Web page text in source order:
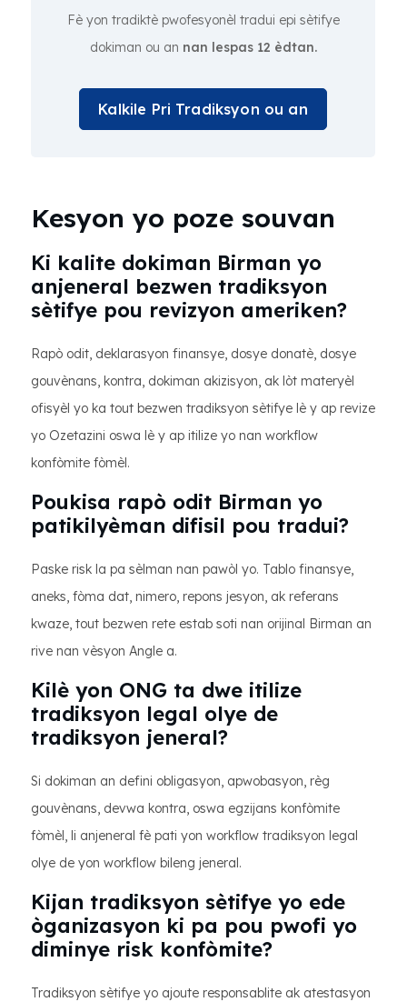
Fè yon tradiktè pwofesyonèl tradui epi sètifye
dokiman ou an nan lespas 12 èdtan.
Kalkile Pri Tradiksyon ou an
Kesyon yo poze souvan
Ki kalite dokiman Birman yo
anjeneral bezwen tradiksyon
sètifye pou revizyon ameriken?
Rapò odit, deklarasyon finansye, dosye donatè, dosye
gouvènans, kontra, dokiman akizisyon, ak lòt materyèl
ofisyèl yo ka tout bezwen tradiksyon sètifye lè y ap revize
yo Ozetazini oswa lè y ap itilize yo nan workflow
konfòmite fòmèl.
Poukisa rapò odit Birman yo
patikilyèman difisil pou tradui?
Paske risk la pa sèlman nan pawòl yo. Tablo finansye,
aneks, fòma dat, nimero, repons jesyon, ak referans
kwaze, tout bezwen rete estab soti nan orijinal Birman an
rive nan vèsyon Angle a.
Kilè yon ONG ta dwe itilize
tradiksyon legal olye de
tradiksyon jeneral?
Si dokiman an defini obligasyon, apwobasyon, règ
gouvènans, devwa kontra, oswa egzijans konfòmite
fòmèl, li anjeneral fè pati yon workflow tradiksyon legal
olye de yon workflow bileng jeneral.
Kijan tradiksyon sètifye yo ede
òganizasyon ki pa pou pwofi yo
diminye risk konfòmite?
Tradiksyon sètifye yo ajoute responsablite ak atestasyon